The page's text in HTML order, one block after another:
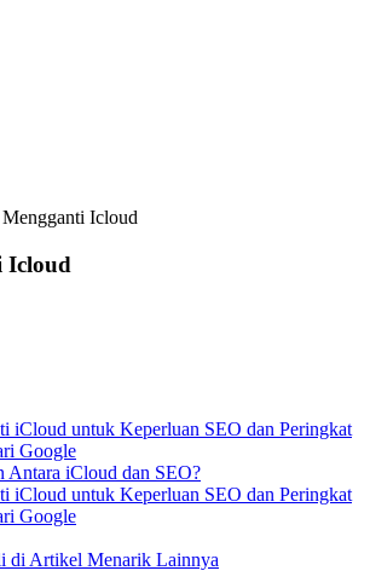
Icloud
Icloud
iCloud untuk Keperluan SEO dan Peringkat
Google
Antara iCloud dan SEO?
iCloud untuk Keperluan SEO dan Peringkat
Google
di Artikel Menarik Lainnya